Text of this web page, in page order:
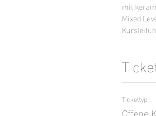
mit
Mixed
Tickettyp
Offene